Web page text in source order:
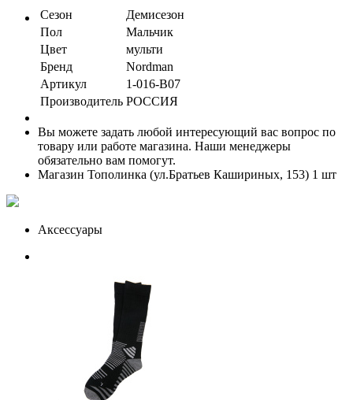
Сезон
Демисезон
Пол
Мальчик
Цвет
мульти
Бренд
Nordman
Артикул
1-016-B07
Производитель РОССИЯ
Вы можете задать любой интересующий вас вопрос по
товару или работе магазина. Наши менеджеры
обязательно вам помогут.
Магазин Тополинка (ул.Братьев Кашириных, 153) 1 шт
Аксессуары